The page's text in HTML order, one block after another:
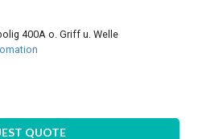
400A o. Griff u. Welle
QUOTE